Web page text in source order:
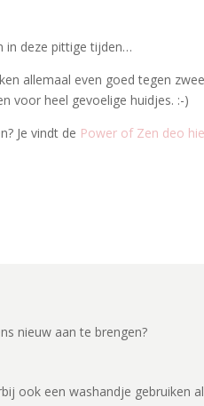
in deze pittige tijden…
allemaal even goed tegen
voor heel gevoelige huidjes. :-)
Je vindt de Power of Zen deo
nieuw aan te brengen?
ook een washandje gebruiken